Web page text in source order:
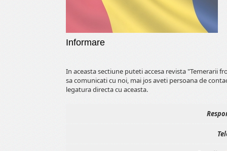
Informare
In aceasta sectiune puteti accesa revista "Temerarii
sa comunicati cu noi, mai jos aveti persoana de
legatura directa cu aceasta.